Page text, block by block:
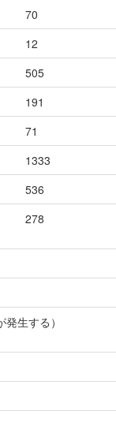
70
12
505
191
71
1333
536
278
生する）